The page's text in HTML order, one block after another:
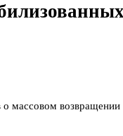
массовом возвращении